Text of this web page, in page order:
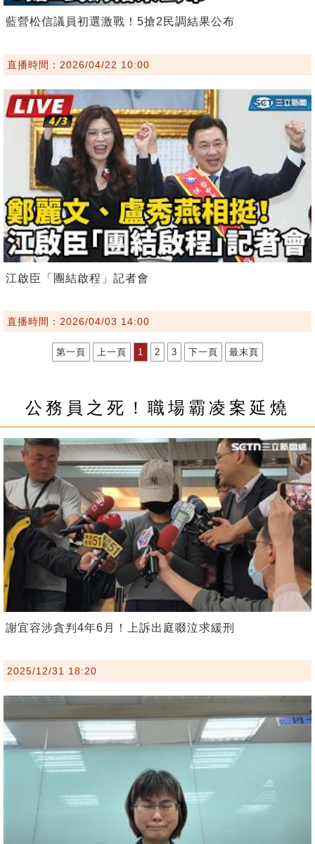
藍營松信議員初選激戰！5搶2民調結果公布
直播時間：2026/04/22 10:00
江啟臣「團結啟程」記者會
直播時間：2026/04/03 14:00
第一頁 上一頁 1 2 3 下一頁 最末頁
公務員之死！職場霸凌案延燒
謝宜容涉貪判4年6月！上訴出庭啜泣求緩刑
2025/12/31 18:20